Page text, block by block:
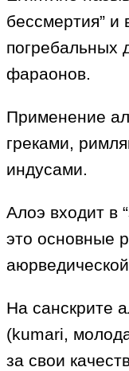
бессмертия” и
погребальных
фараонов.
Применение
греками,
индусами.
Алоэ входит в
это основные
На санскрите
(kumari,
за свои